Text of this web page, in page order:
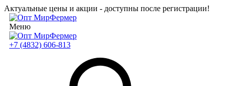
Актуальные цены и акции - доступны после регистрации!
Меню
+7 (4832) 606-813